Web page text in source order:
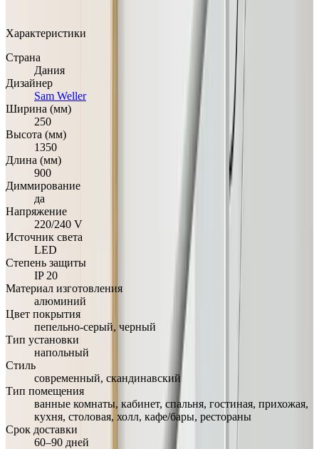
Характеристики
Страна
Дания
Дизайнер
Sam Weller
Ширина (мм)
250
Высота (мм)
1350
Длина (мм)
900
Диммирование
да
Напряжение
220/240 V
Источник света
LED
Степень защиты
IP 20
Материал изготовления
алюминий
Цвет покрытия
пепельно-серый, черный
Тип установки
напольный
Стиль
современный, скандинавский
Тип помещения
ванные комнаты, кабинет, спальня, гостиная, прихожая,
кухня, столовая, холл, кафе/бары, рестораны
Срок доставки
60–90 дней